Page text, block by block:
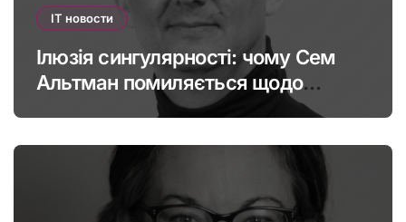
IT новости
Ілюзія сингулярності: чому Сем
Альтман помиляється щодо
штучного інтелекту